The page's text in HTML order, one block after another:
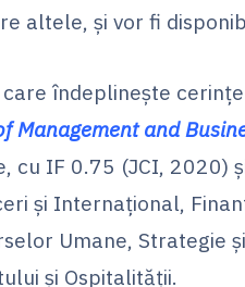
altele, și vor fi
care îndeplinește
Management and
cu IF 0.75 (JCI, 2020)
și Internațional,
Umane, Strategie
și Ospitalității.